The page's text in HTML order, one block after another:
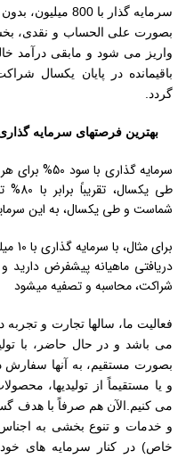
سرمایه گذار با
باقیمانده در پایان یکسال
گردد.
بهترین فرصتهای سرمایه گذاری 1404 همینک برای شما فراهم
شماست و طی یکسال، به این سرمایه 800 میلیون تومان دیگر اضافه
دریافتی ماهیانه پیشفرض دارید
شراکت، محاسبه و تصفیه میشود
فعالیت ما، سالها تجارت و
می باشد و در حال حاضر، با
بصورت مستقیم، به آنها سفارش
و یا مستقیماً از تولیدیها،
می کنیم.الآن هم صرفاً با
و خدمات و تنوع بخشی به
خاص) در کنار سرمایه های